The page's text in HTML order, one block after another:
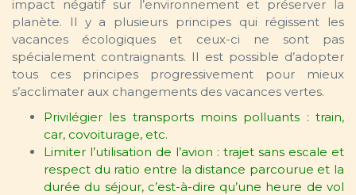
impact négatif sur l’environnement et préserver la
planète. Il y a plusieurs principes qui régissent les
vacances écologiques et ceux-ci ne sont pas
spécialement contraignants. Il est possible d’adopter
tous ces principes progressivement pour mieux
s’acclimater aux changements des vacances vertes.
Privilégier les transports moins polluants : train,
car, covoiturage, etc.
Limiter l’utilisation de l’avion : trajet sans escale et
respect du ratio entre la distance parcourue et la
durée du séjour, c’est-à-dire qu’une heure de vol